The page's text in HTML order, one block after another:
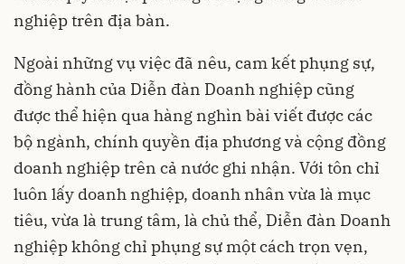
nghiệp trên địa bàn.
Ngoài những vụ việc đã nêu, cam kết phụng sự,
đồng hành của Diễn đàn Doanh nghiệp cũng
được thể hiện qua hàng nghìn bài viết được các
bộ ngành, chính quyền địa phương và cộng đồng
doanh nghiệp trên cả nước ghi nhận. Với tôn chỉ
luôn lấy doanh nghiệp, doanh nhân vừa là mục
tiêu, vừa là trung tâm, là chủ thể, Diễn đàn Doanh
nghiệp không chỉ phụng sự một cách trọn vẹn,